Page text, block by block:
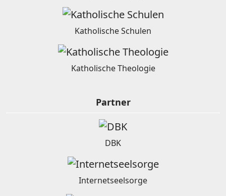
Katholische Schulen
Katholische Theologie
Partner
DBK
Internetseelsorge